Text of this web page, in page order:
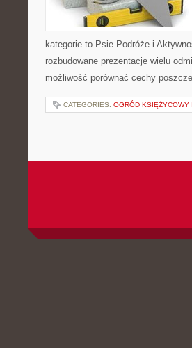
kategorie to Psie Podróże i
rozbudowane prezentacje wielu
możliwość porównać cechy
CATEGORIES: OGRÓD KSIĘŻYCOWY